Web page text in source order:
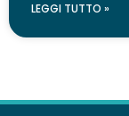
LEGGI TUTTO »